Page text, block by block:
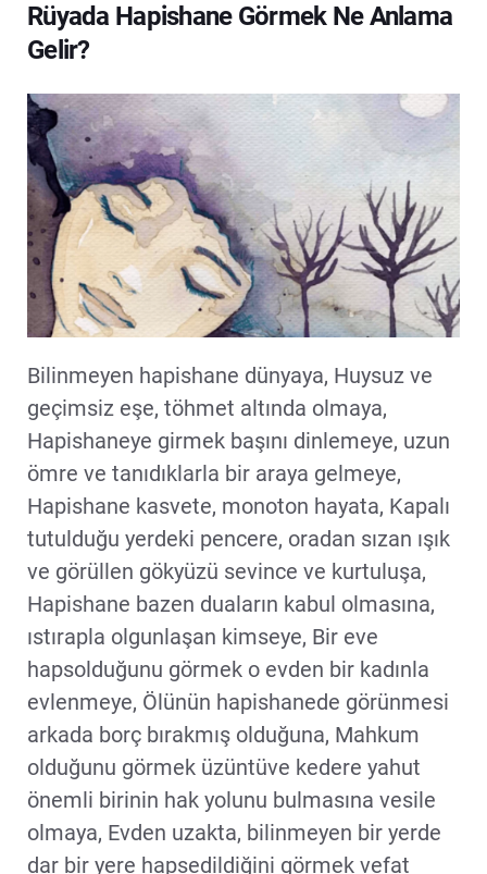
Rüyada Hapishane Görmek Ne Anlama
Gelir?
Bilinmeyen hapishane dünyaya, Huysuz ve
geçimsiz eşe, töhmet altında olmaya,
Hapishaneye girmek başını dinlemeye, uzun
ömre ve tanıdıklarla bir araya gelmeye,
Hapishane kasvete, monoton hayata, Kapalı
tutulduğu yerdeki pencere, oradan sızan ışık
ve görüllen gökyüzü sevince ve kurtuluşa,
Hapishane bazen duaların kabul olmasına,
ıstırapla olgunlaşan kimseye, Bir eve
hapsolduğunu görmek o evden bir kadınla
evlenmeye, Ölünün hapishanede görünmesi
arkada borç bırakmış olduğuna, Mahkum
olduğunu görmek üzüntüve kedere yahut
önemli birinin hak yolunu bulmasına vesile
olmaya, Evden uzakta, bilinmeyen bir yerde
dar bir yere hapsedildiğini görmek vefat